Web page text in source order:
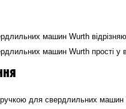
машин Wurth
машин Wurth прості у
для свердлильних